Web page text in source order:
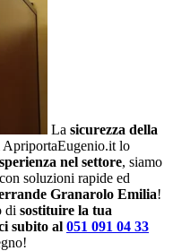
La sicurezza della
ApriportaEugenio.it lo
nel settore, siamo
con soluzioni rapide ed
Granarolo Emilia!
di sostituire la tua
subito al 051 091 04 33